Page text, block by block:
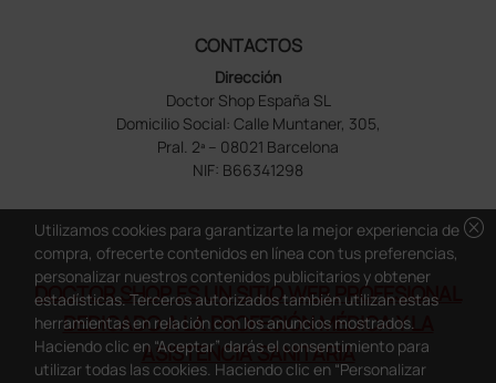
CONTACTOS
Dirección
Doctor Shop España SL
Domicilio Social: Calle Muntaner, 305,
Pral. 2ª – 08021 Barcelona
NIF: B66341298
DOCTOR SHOP ES UN SITIO WEB PROFESIONAL
DEDICADO A LA PROFESIÓN MÉDICA Y LA
ASISTENCIA SANITARIA
cancel
Utilizamos cookies para garantizarte la mejor experiencia de
compra, ofrecerte contenidos en línea con tus preferencias,
personalizar nuestros contenidos publicitarios y obtener
estadísticas. Terceros autorizados también utilizan estas
herramientas en relación con los anuncios mostrados.
Haciendo clic en “Aceptar” darás el consentimiento para
utilizar todas las cookies. Haciendo clic en “Personalizar